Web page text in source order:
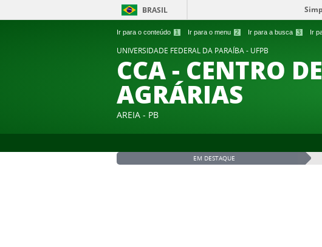
Ir para o conteúdo 1 Ir para o menu 2 Ir para a busca 3 Ir
BRASIL
UNIVERSIDADE FEDERAL DA PARAÍBA - UFPB
CCA - CENTRO
AGRÁRIAS
AREIA - PB
EM DESTAQUE